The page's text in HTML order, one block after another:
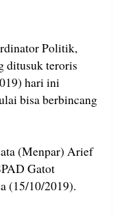
Politik,
ditusuk teroris
hari ini
bisa berbincang
(Menpar) Arief
Gatot
(15/10/2019).